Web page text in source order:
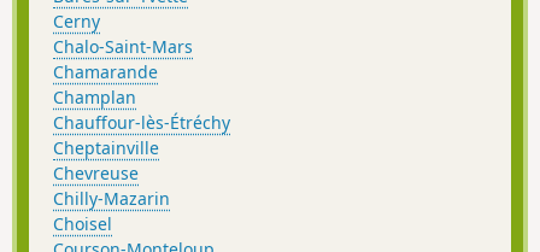
Cerny
Chalo-Saint-Mars
Chamarande
Champlan
Chauffour-lès-Étréchy
Cheptainville
Chevreuse
Chilly-Mazarin
Choisel